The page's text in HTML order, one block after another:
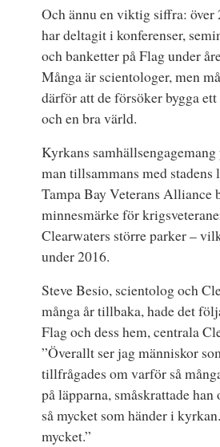
Och ännu en viktig siffra: över
har deltagit i konferenser,
och banketter på Flag under
Många är scientologer, men
därför att de försöker bygga
och en bra värld.
Kyrkans
man tillsammans med stadens
Tampa Bay Veterans Alliance
minnesmärke för
Clearwaters större parker –
under 2016.
Steve Besio, scientolog och
många år tillbaka, hade det
Flag och dess hem, centrala
”Överallt ser jag människor
tillfrågades om varför så
på läpparna, småskrattade han
så mycket som händer i
mycket.”